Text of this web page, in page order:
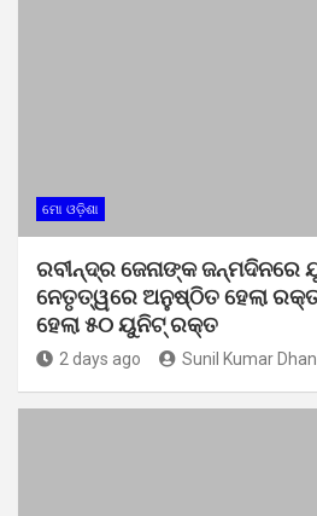
ମୋ ଓଡ଼ିଶା
ରବୀନ୍ଦ୍ର ଜେନାଙ୍କ ଜନ୍ମଦିନରେ
ନେତୃତ୍ୱରେ ଅନୁଷ୍ଠିତ ହେଲା
ହେଲା ୫୦ ୟୁନିଟ୍ ରକ୍ତ
2 days ago Sunil Kumar